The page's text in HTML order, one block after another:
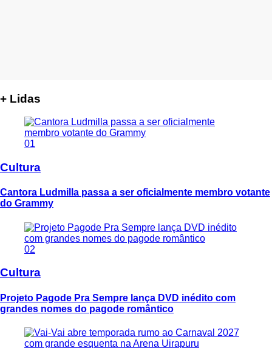
+ Lidas
01
Cultura
Cantora Ludmilla passa a ser oficialmente membro votante
do Grammy
02
Cultura
Projeto Pagode Pra Sempre lança DVD inédito com
grandes nomes do pagode romântico